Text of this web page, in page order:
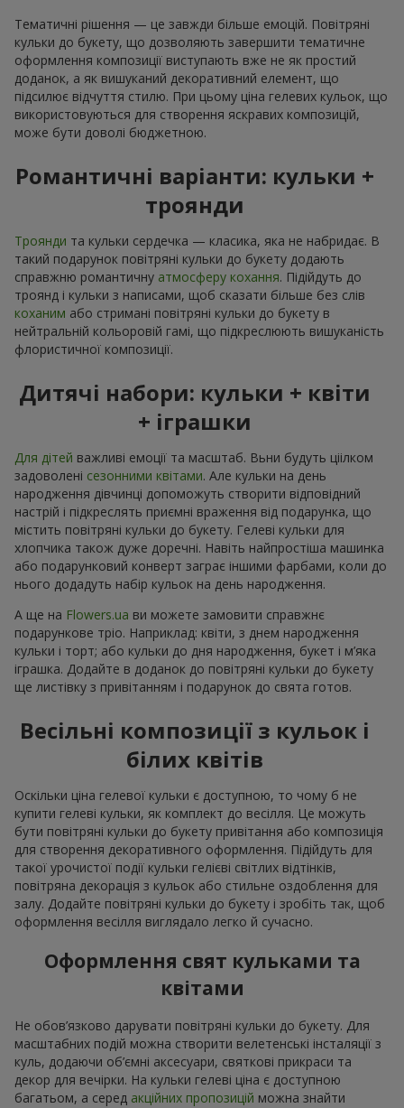
Тематичні рішення — це завжди більше емоцій. Повітряні
кульки до букету, що дозволяють завершити тематичне
оформлення композиції виступають вже не як простий
доданок, а як вишуканий декоративний елемент, що
підсилює відчуття стилю. При цьому ціна гелевих кульок, що
використовуються для створення яскравих композицій,
може бути доволі бюджетною.
Романтичні варіанти: кульки +
троянди
Троянди та кульки сердечка — класика, яка не набридає. В
такий подарунок повітряні кульки до букету додають
справжню романтичну атмосферу кохання. Підійдуть до
троянд і кульки з написами, щоб сказати більше без слів
коханим або стримані повітряні кульки до букету в
нейтральній кольоровій гамі, що підкреслюють вишуканість
флористичної композиції.
Дитячі набори: кульки + квіти
+ іграшки
Для дітей важливі емоції та масштаб. Вьни будуть ціілком
задоволені сезонними квітами. Але кульки на день
народження дівчинці допоможуть створити відповідний
настрій і підкреслять приємні враження від подарунка, що
містить повітряні кульки до букету. Гелеві кульки для
хлопчика також дуже доречні. Навіть найпростіша машинка
або подарунковий конверт заграє іншими фарбами, коли до
нього додадуть набір кульок на день народження.
А ще на Flowers.ua ви можете замовити справжнє
подарункове тріо. Наприклад: квіти, з днем народження
кульки і торт; або кульки до дня народження, букет і м’яка
іграшка. Додайте в доданок до повітряні кульки до букету
ще листівку з привітанням і подарунок до свята готов.
Весільні композиції з кульок і
білих квітів
Оскільки ціна гелевої кульки є доступною, то чому б не
купити гелеві кульки, як комплект до весілля. Це можуть
бути повітряні кульки до букету привітання або композиція
для створення декоративного оформлення. Підійдуть для
такої урочистої події кульки гелієві світлих відтінків,
повітряна декорація з кульок або стильне оздоблення для
залу. Додайте повітряні кульки до букету і зробіть так, щоб
оформлення весілля виглядало легко й сучасно.
Оформлення свят кульками та
квітами
Не обов’язково дарувати повітряні кульки до букету. Для
масштабних подій можна створити велетенські інсталяції з
куль, додаючи об’ємні аксесуари, святкові прикраси та
декор для вечірки. На кульки гелеві ціна є доступною
багатьом, а серед акційних пропозицій можна знайти